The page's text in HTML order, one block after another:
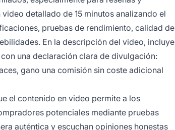
detallado de 15 minutos analizando el
pruebas de rendimiento, calidad de
En la descripción del video, incluye
una declaración clara de divulgación:
gano una comisión sin coste adicional
el contenido en video permite a los
potenciales mediante pruebas
auténtica y escuchan opiniones honestas